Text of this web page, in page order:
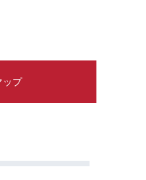
ップ